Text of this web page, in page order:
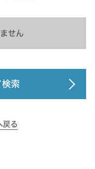
せん
検索
戻る